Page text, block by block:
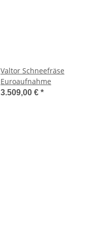
Valtor Schneefräse
Euroaufnahme
3.509,00 € *